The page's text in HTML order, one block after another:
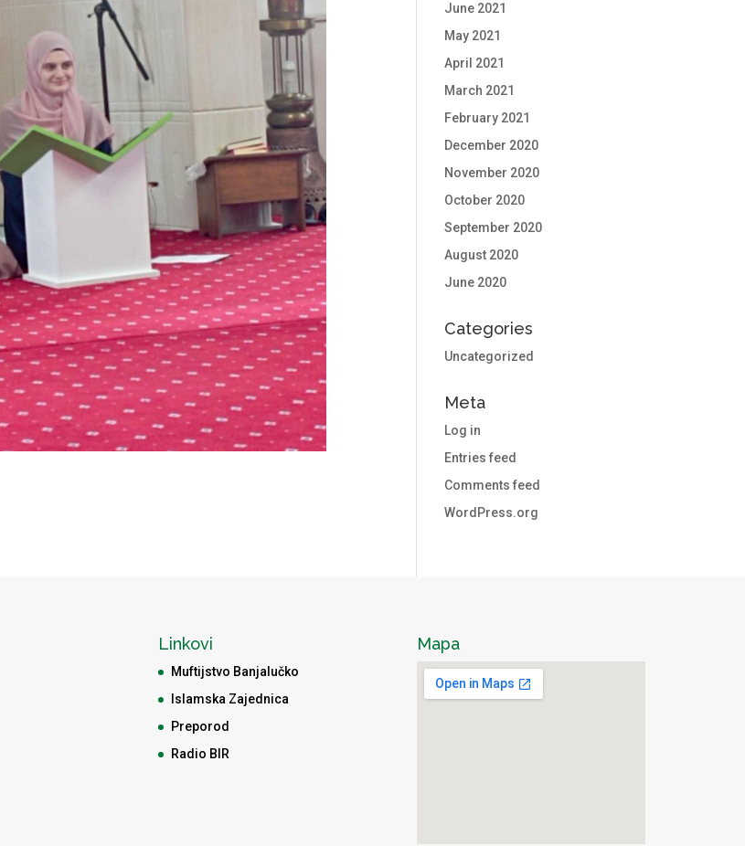
June 2021
May 2021
April 2021
March 2021
February 2021
December 2020
November 2020
October 2020
September 2020
August 2020
June 2020
Categories
Uncategorized
Meta
Log in
Entries feed
Comments feed
WordPress.org
Linkovi
Muftijstvo Banjalučko
Islamska Zajednica
Preporod
Radio BIR
Mapa